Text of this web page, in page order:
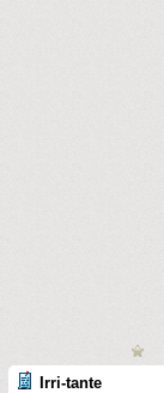
Irri-tante